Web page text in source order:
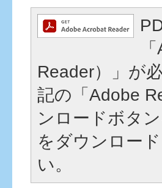
Reader）」が
記の「Adobe
ンロードボタ
をダウンロー
い。